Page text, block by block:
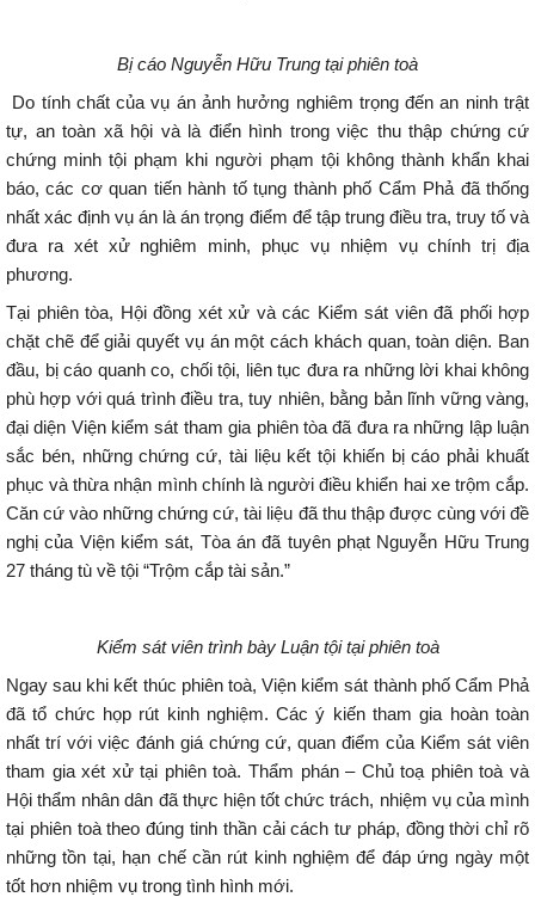
Bị cáo Nguyễn Hữu Trung tại phiên toà
Do tính chất của vụ án ảnh hưởng nghiêm trọng đến an ninh trật
tự, an toàn xã hội và là điển hình trong việc thu thập chứng cứ
chứng minh tội phạm khi người phạm tội không thành khẩn khai
báo, các cơ quan tiến hành tố tụng thành phố Cẩm Phả đã thống
nhất xác định vụ án là án trọng điểm để tập trung điều tra, truy tố và
đưa ra xét xử nghiêm minh, phục vụ nhiệm vụ chính trị địa
phương.
Tại phiên tòa, Hội đồng xét xử và các Kiểm sát viên đã phối hợp
chặt chẽ để giải quyết vụ án một cách khách quan, toàn diện. Ban
đầu, bị cáo quanh co, chối tội, liên tục đưa ra những lời khai không
phù hợp với quá trình điều tra, tuy nhiên, bằng bản lĩnh vững vàng,
đại diện Viện kiểm sát tham gia phiên tòa đã đưa ra những lập luận
sắc bén, những chứng cứ, tài liệu kết tội khiến bị cáo phải khuất
phục và thừa nhận mình chính là người điều khiển hai xe trộm cắp.
Căn cứ vào những chứng cứ, tài liệu đã thu thập được cùng với đề
nghị của Viện kiểm sát, Tòa án đã tuyên phạt Nguyễn Hữu Trung
27 tháng tù về tội “Trộm cắp tài sản.”
Kiểm sát viên trình bày Luận tội tại phiên toà
Ngay sau khi kết thúc phiên toà, Viện kiểm sát thành phố Cẩm Phả
đã tổ chức họp rút kinh nghiệm. Các ý kiến tham gia hoàn toàn
nhất trí với việc đánh giá chứng cứ, quan điểm của Kiểm sát viên
tham gia xét xử tại phiên toà. Thẩm phán – Chủ toạ phiên toà và
Hội thẩm nhân dân đã thực hiện tốt chức trách, nhiệm vụ của mình
tại phiên toà theo đúng tinh thần cải cách tư pháp, đồng thời chỉ rõ
những tồn tại, hạn chế cần rút kinh nghiệm để đáp ứng ngày một
tốt hơn nhiệm vụ trong tình hình mới.